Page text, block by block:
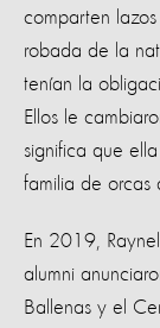
comparten
robada de la
tenían la
Ellos le
significa que
familia de orcas
En 2019,
alumni
Ballenas y el